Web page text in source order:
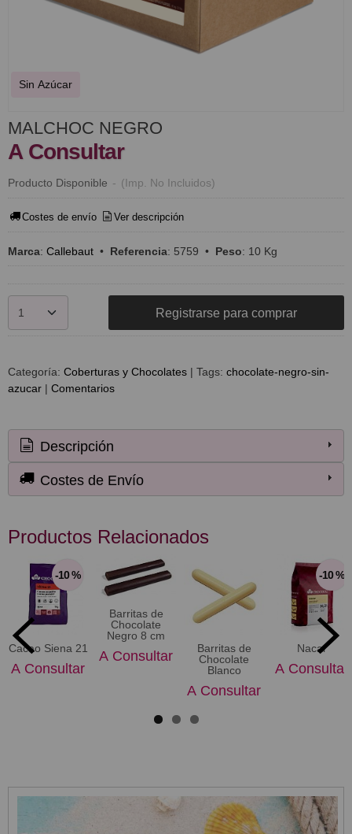
Sin Azúcar
MALCHOC NEGRO
A Consultar
Producto Disponible - (Imp. No Incluidos)
Costes de envío Ver descripción
Marca: Callebaut • Referencia: 5759 • Peso: 10 Kg
Registrarse para comprar
Categoría: Coberturas y Chocolates | Tags: chocolate-negro-sin-
azucar | Comentarios
Descripción
Costes de Envío
Productos Relacionados
-10 %
Cacao Siena 21
A Consultar
Barritas de
Chocolate
Negro 8 cm
A Consultar
Barritas de
Chocolate
Blanco
A Consultar
-10 %
Nacar
A Consultar